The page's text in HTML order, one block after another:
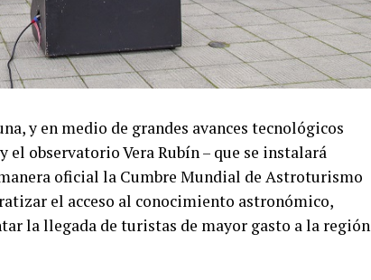
y en medio de grandes avances tecnológicos
el observatorio Vera Rubín – que se instalará
oficial la Cumbre Mundial de Astroturismo
el acceso al conocimiento astronómico,
la llegada de turistas de mayor gasto a la región